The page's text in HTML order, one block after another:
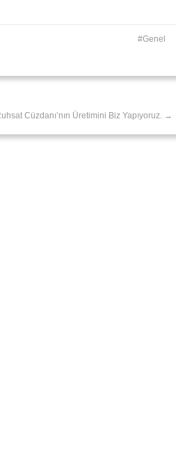
Genel
Cüzdanı’nın Üretimini Biz Yapıyoruz. →